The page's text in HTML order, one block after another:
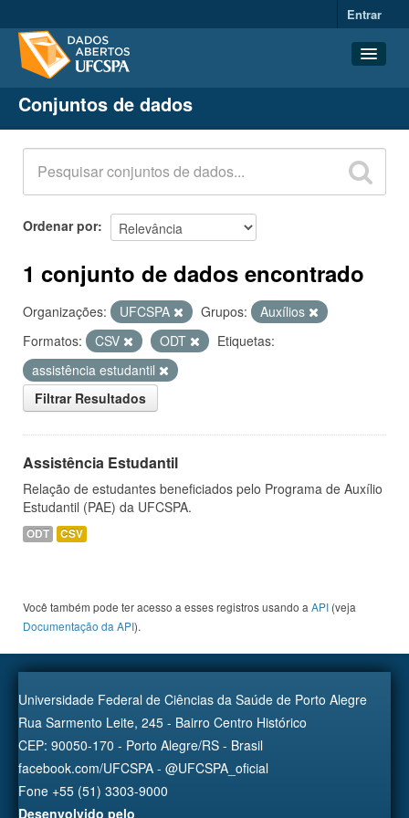
Entrar
Conjuntos de dados
Organizações
Grupos
Sobre
Conjuntos de dados
Ordenar por
1 conjunto de dados encontrado
Organizações: UFCSPA Grupos:
Auxílios
Formatos:
CSV ODT
Etiquetas:
assistência estudantil
Filtrar Resultados
Assistência Estudantil
Relação de estudantes beneficiados pelo Programa de Auxílio
Estudantil (PAE) da UFCSPA.
ODT CSV
Você também pode ter acesso a esses registros usando a API (veja
Documentação da API).
Universidade Federal de Ciências da Saúde de Porto Alegre
Rua Sarmento Leite, 245 - Bairro Centro Histórico
CEP: 90050-170 - Porto Alegre/RS - Brasil
facebook.com/UFCSPA - @UFCSPA_oficial
Fone +55 (51) 3303-9000
Desenvolvido pelo